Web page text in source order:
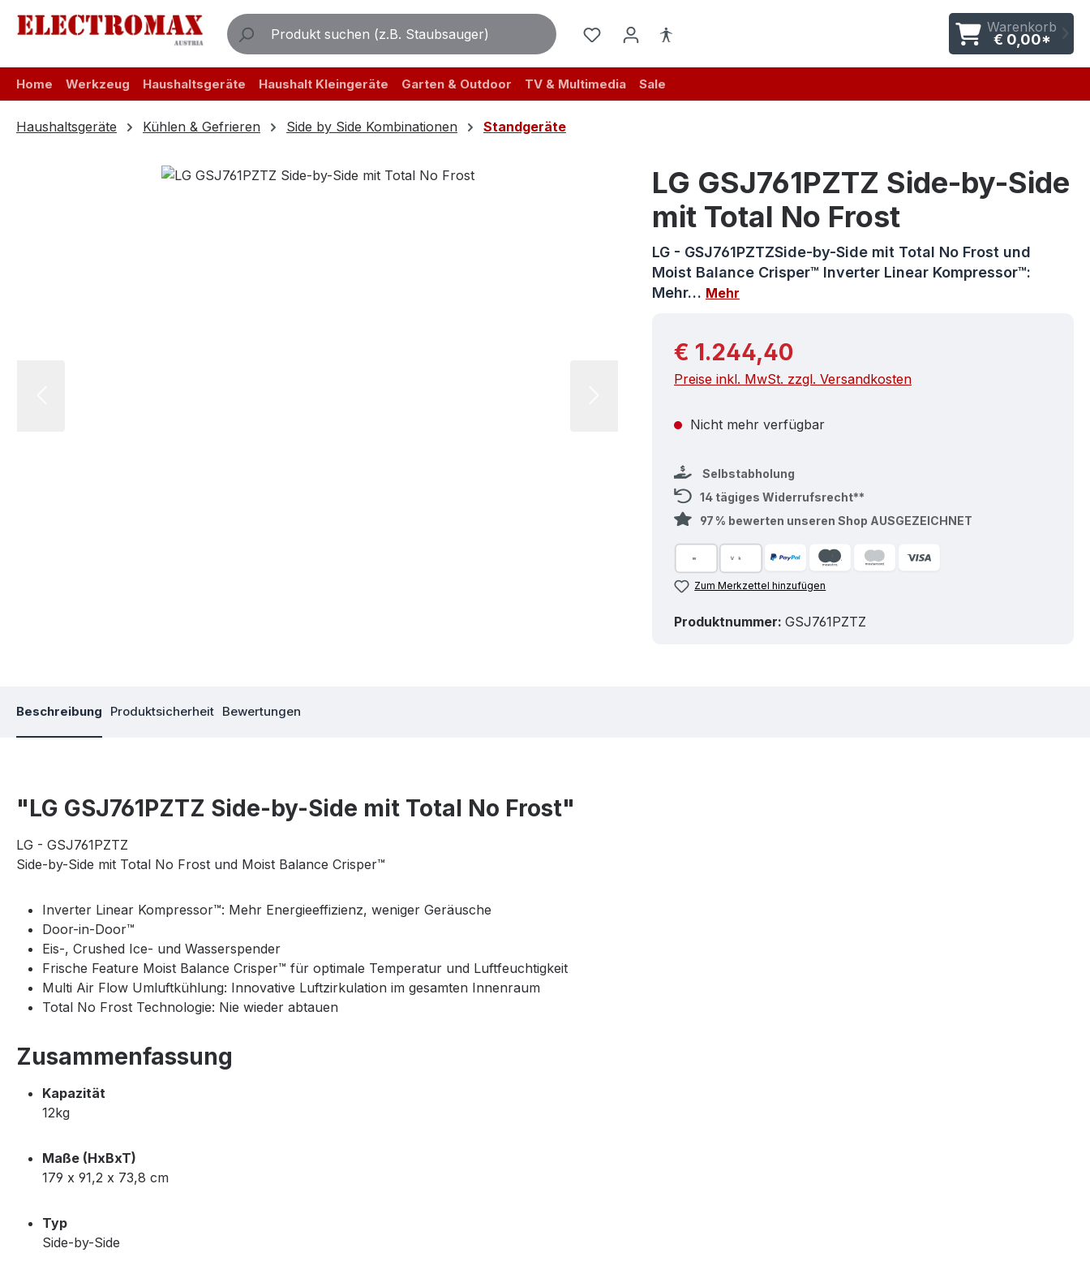
Hauptinhalt springen
Zur Suche springen
Zur Hauptnavigation springen Warenkorb
€ 0,00*
Home Werkzeug Haushaltsgeräte Haushalt Kleingeräte Garten & Outdoor TV & Multimedia Sale
Haushaltsgeräte Kühlen & Gefrieren Side by Side Kombinationen Standgeräte
Bildergalerie überspringen
LG GSJ761PZTZ Side-by-Side
mit Total No Frost
LG - GSJ761PZTZSide-by-Side mit Total No Frost und
Moist Balance Crisper™ Inverter Linear Kompressor™:
Mehr… Mehr
Regulärer Preis:
€ 1.244,40
Preise inkl. MwSt. zzgl. Versandkosten
Nicht mehr verfügbar
Selbstabholung
14 tägiges Widerrufsrecht**
97 % bewerten unseren Shop AUSGEZEICHNET
Zum Merkzettel hinzufügen
Produktnummer: GSJ761PZTZ
Beschreibung Produktsicherheit Bewertungen
"LG GSJ761PZTZ Side-by-Side mit Total No Frost"
LG - GSJ761PZTZ
Side-by-Side mit Total No Frost und Moist Balance Crisper™
Inverter Linear Kompressor™: Mehr Energieeffizienz, weniger Geräusche
Door-in-Door™
Eis-, Crushed Ice- und Wasserspender
Frische Feature Moist Balance Crisper™ für optimale Temperatur und Luftfeuchtigkeit
Multi Air Flow Umluftkühlung: Innovative Luftzirkulation im gesamten Innenraum
Total No Frost Technologie: Nie wieder abtauen
Zusammenfassung
Kapazität
12kg
Maße (HxBxT)
179 x 91,2 x 73,8 cm
Typ
Side-by-Side